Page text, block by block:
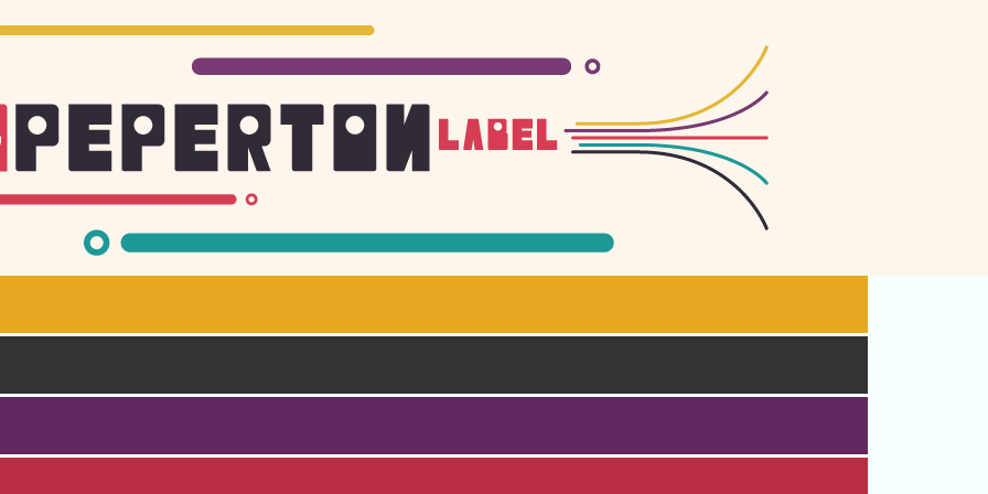
Skoči na glavni sadržaj